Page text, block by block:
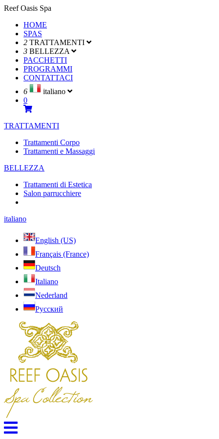
Reef Oasis Spa
HOME
SPAS
2 TRATTAMENTI
3 BELLEZZA
PACCHETTI
PROGRAMMI
CONTATTACI
6
italiano
0
TRATTAMENTI
Trattamenti Corpo
Trattamenti e Massaggi
BELLEZZA
Trattamenti di Estetica
Salon parrucchiere
italiano
English (US)
Français (France)
Deutsch
Italiano
Nederland
Pусский